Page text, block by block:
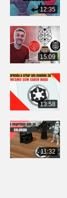
12:35
15:09
13:58
11:32